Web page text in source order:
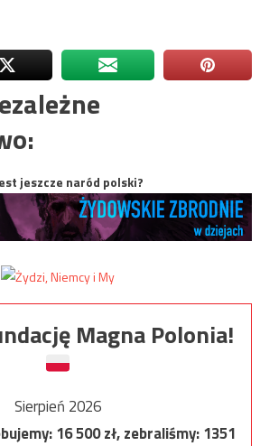
jeszcze naród polski?
Magna Polonia!
Sierpień 2026
16 500zł, zebraliśmy:1351